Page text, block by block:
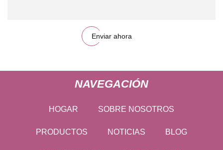
Enviar ahora
NAVEGACIÓN
HOGAR SOBRE NOSOTROS
PRODUCTOS NOTICIAS BLOG